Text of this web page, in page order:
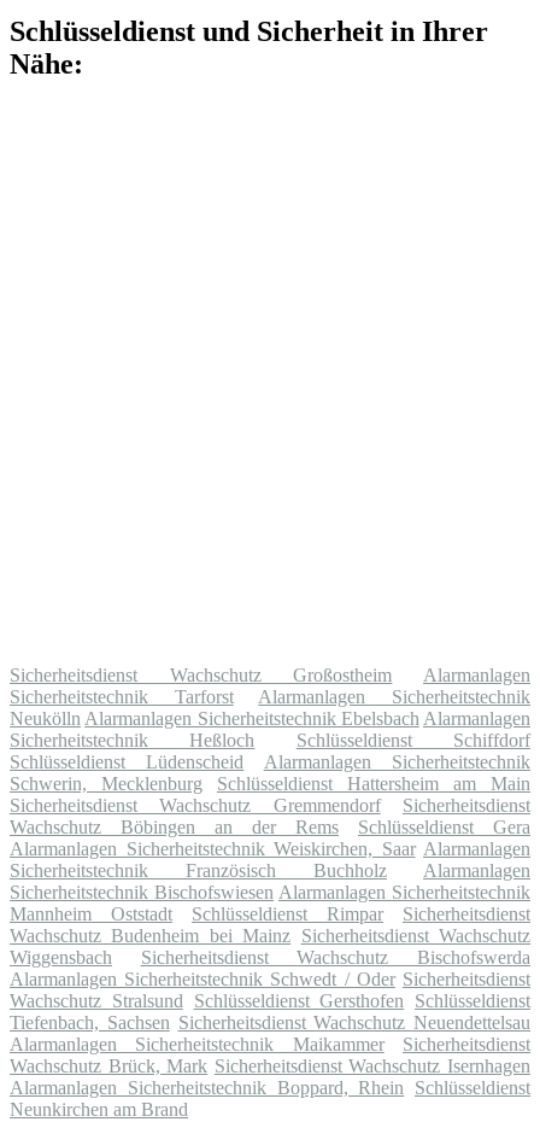
Schlüsseldienst und Sicherheit in Ihrer
Nähe:
Sicherheitsdienst Wachschutz Großostheim
Alarmanlagen
Sicherheitstechnik Tarforst
Alarmanlagen Sicherheitstechnik
Neukölln Alarmanlagen Sicherheitstechnik Ebelsbach Alarmanlagen
Sicherheitstechnik Heßloch
Schlüsseldienst Schiffdorf
Schlüsseldienst Lüdenscheid
Alarmanlagen Sicherheitstechnik
Schwerin, Mecklenburg
Schlüsseldienst Hattersheim am Main
Sicherheitsdienst Wachschutz Gremmendorf
Sicherheitsdienst
Wachschutz Böbingen an der Rems
Schlüsseldienst Gera
Alarmanlagen Sicherheitstechnik Weiskirchen, Saar Alarmanlagen
Sicherheitstechnik Französisch Buchholz
Alarmanlagen
Sicherheitstechnik Bischofswiesen Alarmanlagen Sicherheitstechnik
Mannheim Oststadt
Schlüsseldienst Rimpar
Sicherheitsdienst
Wachschutz Budenheim bei Mainz Sicherheitsdienst Wachschutz
Wiggensbach
Sicherheitsdienst Wachschutz Bischofswerda
Alarmanlagen Sicherheitstechnik Schwedt / Oder Sicherheitsdienst
Wachschutz Stralsund
Schlüsseldienst Gersthofen
Schlüsseldienst
Tiefenbach, Sachsen Sicherheitsdienst Wachschutz Neuendettelsau
Alarmanlagen Sicherheitstechnik Maikammer
Sicherheitsdienst
Wachschutz Brück, Mark Sicherheitsdienst Wachschutz Isernhagen
Alarmanlagen Sicherheitstechnik Boppard, Rhein
Schlüsseldienst
Neunkirchen am Brand